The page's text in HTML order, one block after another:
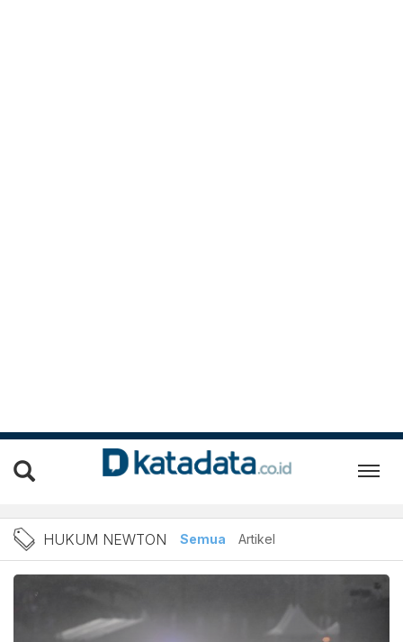
Berita Hukum Newton
HUKUM NEWTON Semua Artikel